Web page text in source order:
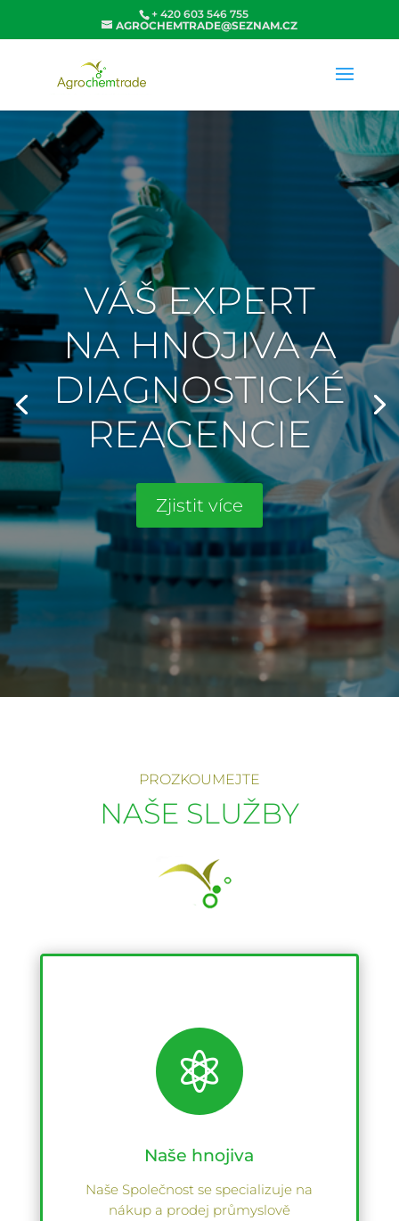
+ 420 603 546 755
AGROCHEMTRADE@SEZNAM.CZ
VÁŠ EXPERT
NA HNOJIVA A
DIAGNOSTICKÉ
REAGENCIE
Zjistit více
PROZKOUMEJTE
NAŠE SLUŽBY

Naše hnojiva
Naše Společnost se specializuje na
nákup a prodej průmyslově